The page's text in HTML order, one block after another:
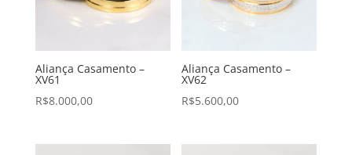
Aliança Casamento –
XV61
R$8.000,00
Aliança Casamento –
XV62
R$5.600,00